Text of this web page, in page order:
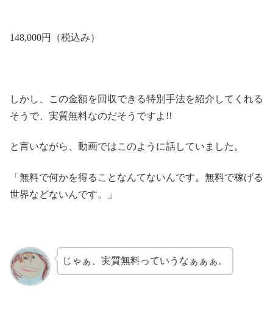
148,000円（税込み）
しかし、この金額を回収できる特別手法を紹介してくれる
そうで、実質無料なのだそうですよ!!
と言いながら、動画ではこのように話していました。
「無料で何かを得ることなんてないんです。無料で稼げる
世界などないんです。」
じゃぁ、実質無料っていうなぁぁぁ。